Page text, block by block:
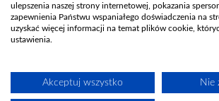
ulepszenia naszej strony internetowej, pokazania
zapewnienia Państwu wspaniałego doświadczenia na
uzyskać więcej informacji na temat plików cookie,
ustawienia.
Akceptuj wszystko Nie